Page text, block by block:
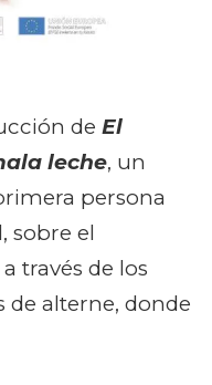
de El
leche, un
persona
sobre el
través de los
de alterne, donde